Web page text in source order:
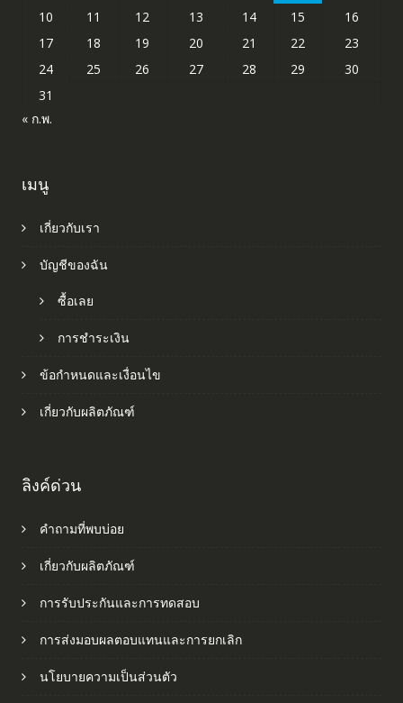
10
11 12 13 14 15
16
17
18 19 20 21 22
23
24
25 26 27 28 29
30
31
« ก.พ.
เมนู
เกี่ยวกับเรา
บัญชีของฉัน
ซื้อเลย
การชำระเงิน
ข้อกำหนดและเงื่อนไข
เกี่ยวกับผลิตภัณฑ์
ลิงค์ด่วน
คำถามที่พบบ่อย
เกี่ยวกับผลิตภัณฑ์
การรับประกันและการทดสอบ
การส่งมอบผลตอบแทนและการยกเลิก
นโยบายความเป็นส่วนตัว